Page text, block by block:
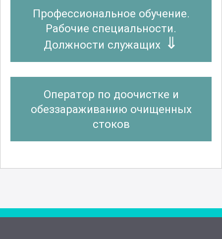
Профессиональное обучение.
Рабочие специальности.
Должности служащих
Оператор по доочистке и
обеззараживанию очищенных
стоков